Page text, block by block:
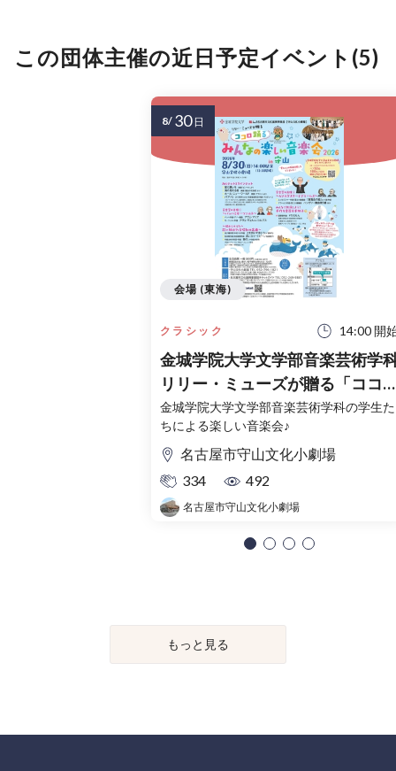
この団体主催の近日予定イベント(5)
クラシック 14:00 開
金城学院大学文学部音楽芸術学
リリー・ミューズが贈る「ココ
踊る♬ みんなの楽しい音楽会
2026 in 守山」
金城学院大学文学部音楽芸術学科の学生た
ちによる楽しい音楽会♪
名古屋市守山文化小劇場
334
492
名古屋市守山文化小劇場
会場 (東海)
8/ 30 日
もっと見る